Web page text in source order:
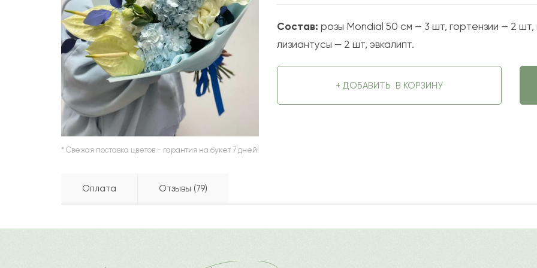
* Свежая поставка цветов - гарантия на букет 7 дней!
Состав: розы Mondial 50 см — 3 шт, гортензии — 2
лизиантусы — 2 шт, эвкалипт.
+ ДОБАВИТЬ В КОРЗИНУ
Оплата Отзывы (79)